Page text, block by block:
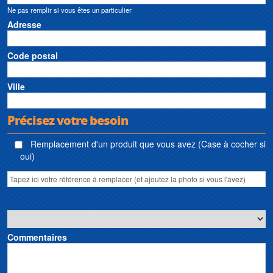
Ne pas remplir si vous êtes un particulier
Adresse
Code postal
Ville
Précisez votre besoin
Remplacement d'un produit que vous avez (Case à cocher si
oui)
Commentaires